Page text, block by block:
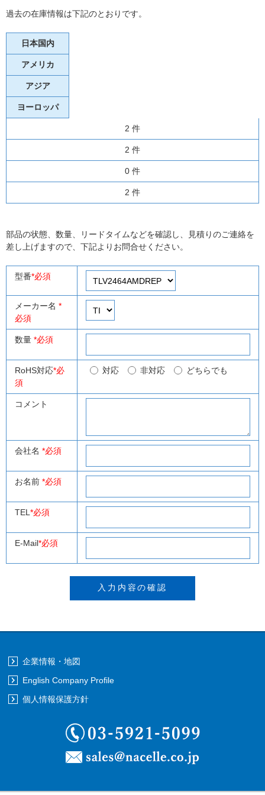
過去の在庫情報は下記のとおりです。
日本国内
アメリカ
アジア
ヨーロッパ
2 件
2 件
0 件
2 件
部品の状態、数量、リードタイムなどを確認し、見積りのご連絡を
差し上げますので、下記よりお問合せください。
型番*必須
メーカー名 *
必須
数量 *必須
RoHS対応*必
須
対応 非対応 どちらでも
コメント
会社名 *必須
お名前 *必須
TEL *必須
E-Mail*必須
企業情報・地図
English Company Profile
個人情報保護方針